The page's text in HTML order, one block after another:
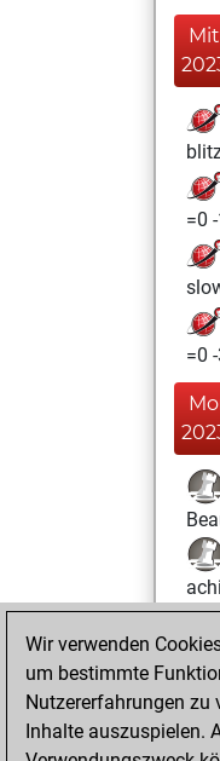
=0
=0
of
6,
Wir verwenden
um bestimmte
Nutzererfahrungen zu
Inhalte auszuspielen.